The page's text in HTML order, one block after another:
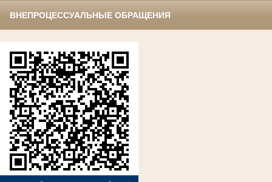
ВНЕПРОЦЕССУАЛЬНЫЕ ОБРАЩЕНИЯ